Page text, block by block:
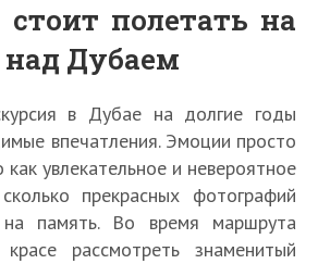
полетать на
над Дубаем
в Дубае на долгие годы
впечатления. Эмоции просто
увлекательное и невероятное
прекрасных фотографий
память. Во время маршрута
рассмотреть знаменитый